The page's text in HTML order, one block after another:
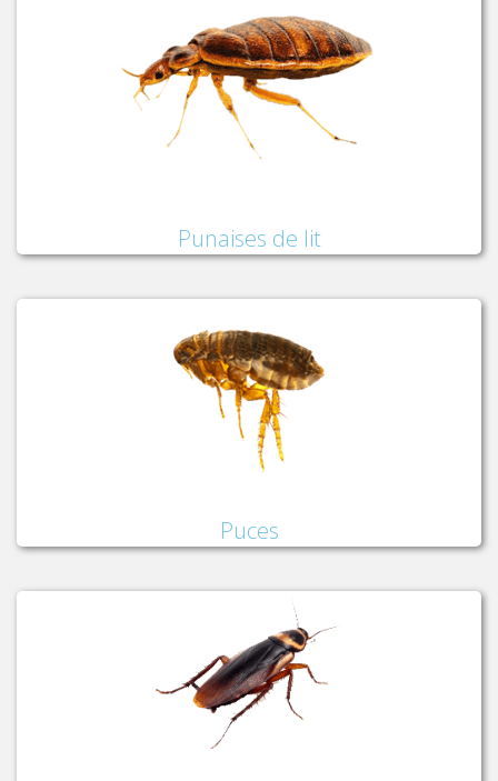
Punaises de lit
Puces